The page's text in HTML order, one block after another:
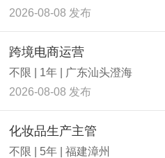
2026-08-08 发布
跨境电商运营
不限 | 1年 | 广东汕头澄海
2026-08-08 发布
化妆品生产主管
不限 | 5年 | 福建漳州